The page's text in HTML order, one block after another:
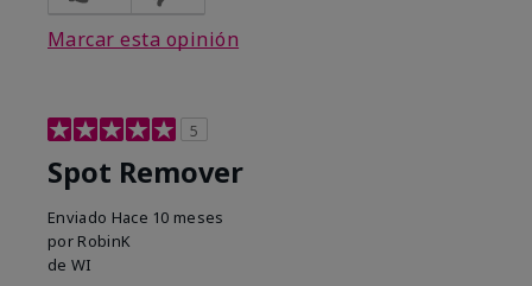
Marcar esta opinión
5
Spot Remover
Enviado Hace 10 meses
por RobinK
de WI